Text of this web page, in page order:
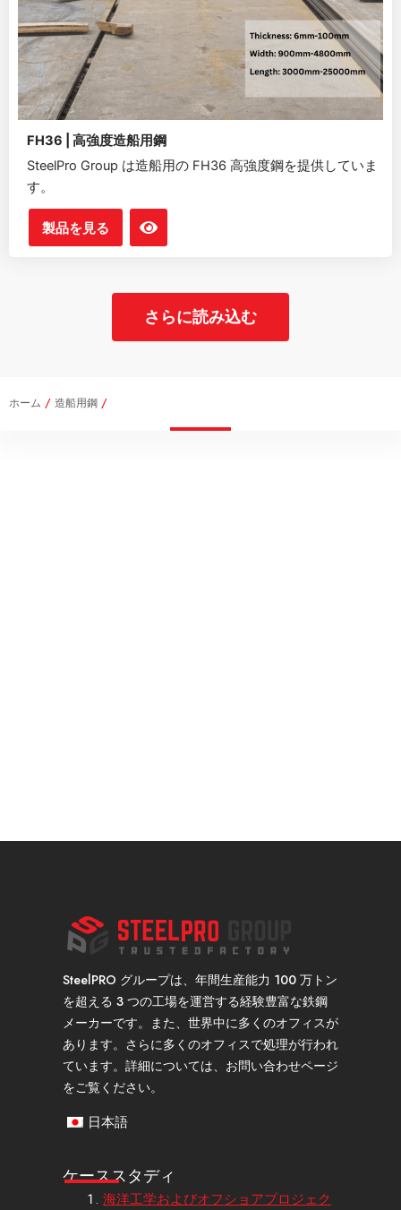
FH36 | 高強度造船用鋼
SteelPro Group は造船用の FH36 高強度鋼を提供していま
す。
製品を見る
さらに読み込む
ホーム / 造船用鋼 /
SteelPRO グループは、年間生産能力 100 万トン
を超える 3 つの工場を運営する経験豊富な鉄鋼
メーカーです。また、世界中に多くのオフィスが
あります。さらに多くのオフィスで処理が行われ
ています。詳細については、お問い合わせページ
をご覧ください。
日本語
ケーススタディ
海洋工学およびオフショアプロジェク